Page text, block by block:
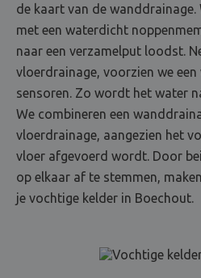
de kaart van de wanddrainage.
met een waterdicht
naar een verzamelput loodst.
vloerdrainage, voorzien we
sensoren. Zo wordt het water
We combineren een
vloerdrainage, aangezien het
vloer afgevoerd wordt. Door
op elkaar af te stemmen,
je vochtige kelder in Boechout.